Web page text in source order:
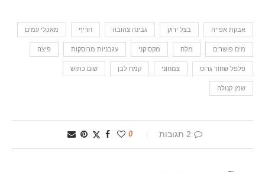
אבקת אפייה בצל ירוק גבינה צהובה חריף מאכלי עמים
מים פושרים מלח מקסיקני עגבניות מרוסקות פיצה
פלפל שחור גרוס צמחוני קמח לבן שום כתוש
שמן קנולה
2 תגובות 0